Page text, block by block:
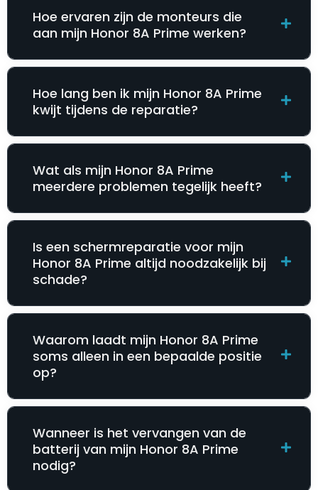
Hoe ervaren zijn de monteurs die
aan mijn Honor 8A Prime werken?
Hoe lang ben ik mijn Honor 8A Prime
kwijt tijdens de reparatie?
Wat als mijn Honor 8A Prime
meerdere problemen tegelijk heeft?
Is een schermreparatie voor mijn
Honor 8A Prime altijd noodzakelijk bij
schade?
Waarom laadt mijn Honor 8A Prime
soms alleen in een bepaalde positie
op?
Wanneer is het vervangen van de
batterij van mijn Honor 8A Prime
nodig?